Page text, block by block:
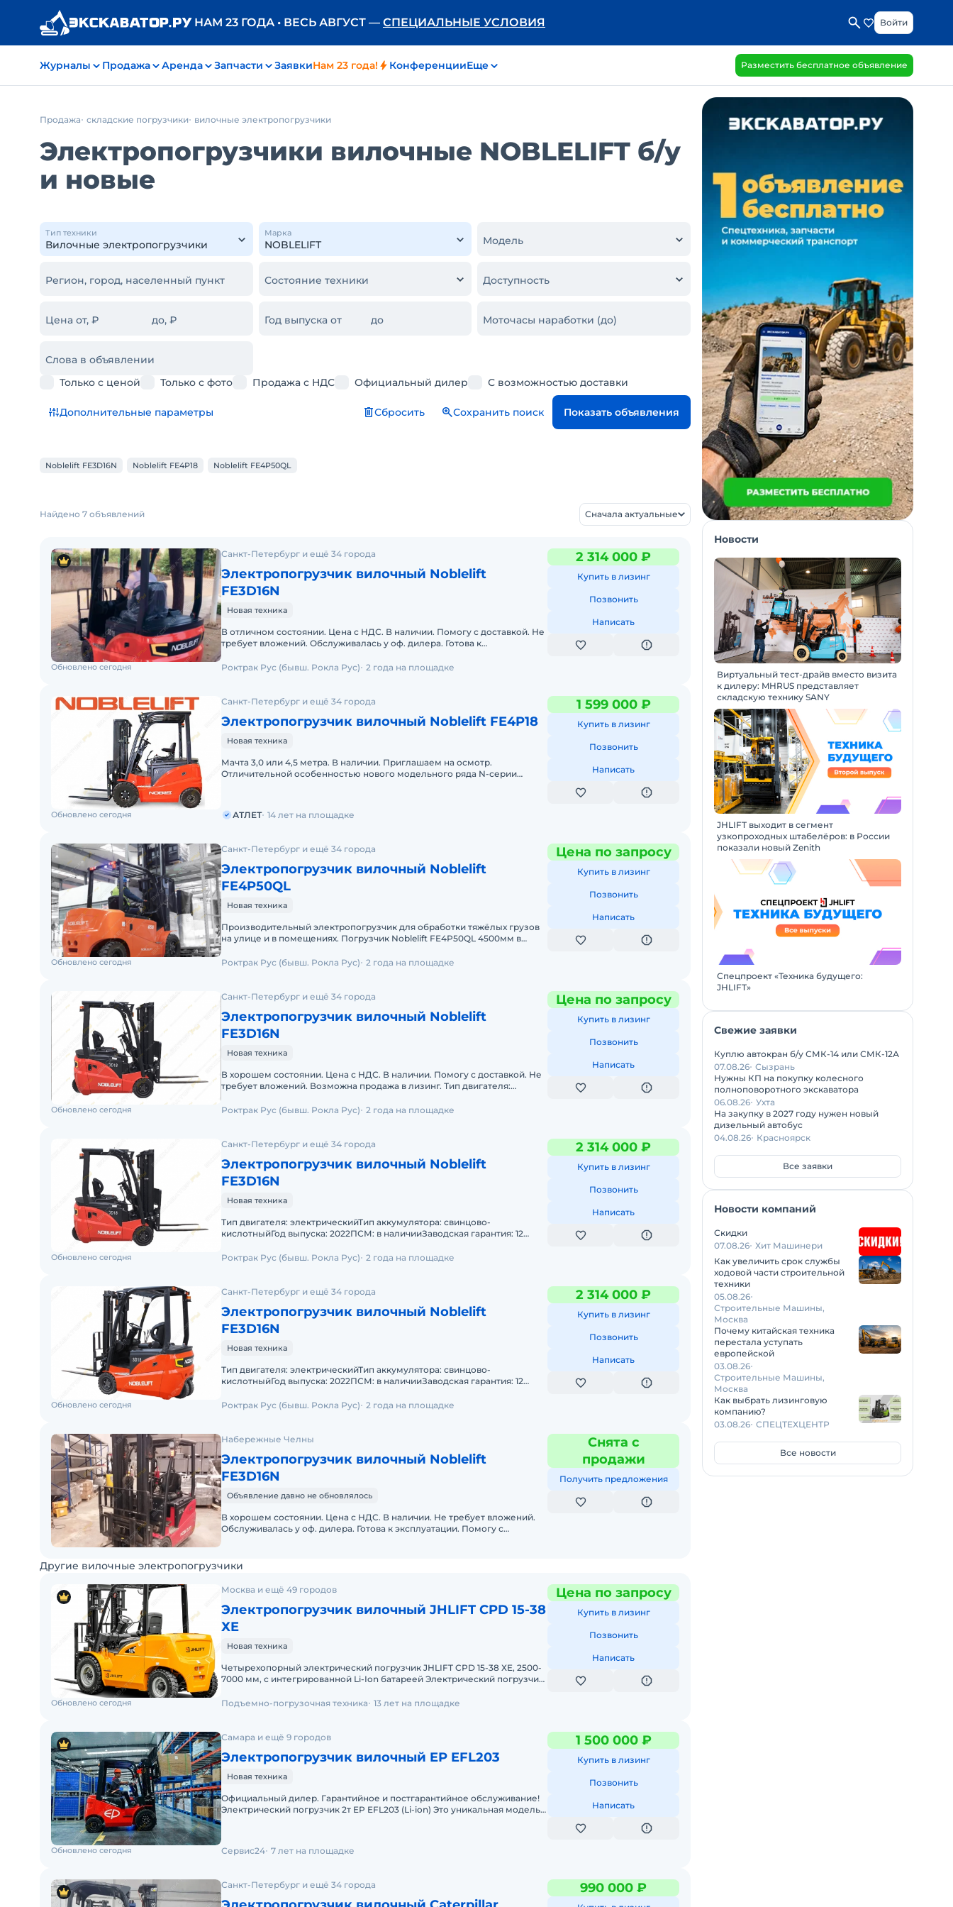
НАМ 23 ГОДА • ВЕСЬ АВГУСТ — СПЕЦИАЛЬНЫЕ УСЛОВИЯ Войти
Журналы Продажа Аренда Запчасти ЗаявкиНам 23 года! КонференцииЕще Разместить бесплатное объявление
Продажа складские погрузчики вилочные электропогрузчики
Электропогрузчики вилочные NOBLELIFT б/у
и новые
Тип техники Марка
Модель
Регион, город, населенный пункт Состояние техники Доступность
Цена от, ₽ до, ₽ Год выпуска от до Моточасы наработки (до)
Слова в объявлении
Только с ценой
Только с фото Продажа с НДС Официальный дилер С возможностью доставки
Дополнительные параметры Сбросить Сохранить поиск Показать объявления
Noblelift FE3D16N Noblelift FE4P18 Noblelift FE4P50QL
Найдено 7 объявлений Сначала актуальные
Санкт-Петербург и ещё 34 города
Электропогрузчик вилочный Noblelift
FE3D16N
Новая техника
В отличном состоянии. Цена с НДС. В наличии. Помогу с доставкой. Не
требует вложений. Обслуживалась у оф. дилера. Готова к
2 314 000 ₽
Купить в лизинг
Позвонить
Написать
Обновлено сегодня Роктрак Рус (бывш. Рокла Рус) 2 года на площадке
Санкт-Петербург и ещё 34 города
Электропогрузчик вилочный Noblelift FE4P18
Новая техника
Мачта 3,0 или 4,5 метра. В наличии. Приглашаем на осмотр.
Отличительной особенностью нового модельного ряда N-серии
1 599 000 ₽
Купить в лизинг
Позвонить
Написать
Обновлено сегодня АТЛЕТ 14 лет на площадке
Санкт-Петербург и ещё 34 города
Электропогрузчик вилочный Noblelift
FE4P50QL
Новая техника
Производительный электропогрузчик для обработки тяжёлых грузов
на улице и в помещениях. Погрузчик Noblelift FE4P50QL 4500мм в
Цена по запросу
Купить в лизинг
Позвонить
Написать
Обновлено сегодня Роктрак Рус (бывш. Рокла Рус) 2 года на площадке
Санкт-Петербург и ещё 34 города
Электропогрузчик вилочный Noblelift
FE3D16N
Новая техника
В хорошем состоянии. Цена с НДС. В наличии. Помогу с доставкой. Не
требует вложений. Возможна продажа в лизинг. Тип двигателя:
Цена по запросу
Купить в лизинг
Позвонить
Написать
Обновлено сегодня Роктрак Рус (бывш. Рокла Рус) 2 года на площадке
Санкт-Петербург и ещё 34 города
Электропогрузчик вилочный Noblelift
FE3D16N
Новая техника
Тип двигателя: электрическийТип аккумулятора: свинцово-
кислотныйГод выпуска: 2022ПСМ: в наличииЗаводская гарантия: 12
2 314 000 ₽
Купить в лизинг
Позвонить
Написать
Обновлено сегодня Роктрак Рус (бывш. Рокла Рус) 2 года на площадке
Санкт-Петербург и ещё 34 города
Электропогрузчик вилочный Noblelift
FE3D16N
Новая техника
Тип двигателя: электрическийТип аккумулятора: свинцово-
кислотныйГод выпуска: 2022ПСМ: в наличииЗаводская гарантия: 12
2 314 000 ₽
Купить в лизинг
Позвонить
Написать
Обновлено сегодня Роктрак Рус (бывш. Рокла Рус) 2 года на площадке
Набережные Челны
Электропогрузчик вилочный Noblelift
FE3D16N
Объявление давно не обновлялось
В хорошем состоянии. Цена с НДС. В наличии. Не требует вложений.
Обслуживалась у оф. дилера. Готова к эксплуатации. Помогу с
Снята с
продажи
Получить предложения
Другие вилочные электропогрузчики
Москва и ещё 49 городов
Электропогрузчик вилочный JHLIFT CPD 15-38
ХE
Новая техника
Четырехопорный электрический погрузчик JHLIFT CPD 15-38 ХE, 2500-
7000 мм, с интегрированной Li-Ion батареей Электрический погрузчик
Цена по запросу
Купить в лизинг
Позвонить
Написать
Обновлено сегодня Подъемно-погрузочная техника 13 лет на площадке
Самара и ещё 9 городов
Электропогрузчик вилочный EP EFL203
Новая техника
Официальный дилер. Гарантийное и постгарантийное обслуживание!
Электрический погрузчик 2т EP EFL203 (Li-ion) Это уникальная модель
1 500 000 ₽
Купить в лизинг
Позвонить
Написать
Обновлено сегодня Сервис24 7 лет на площадке
Санкт-Петербург и ещё 34 города 990 000 ₽
Новости
Виртуальный тест-драйв вместо визита
к дилеру: MHRUS представляет
складскую технику SANY
JHLIFT выходит в сегмент
узкопроходных штабелёров: в России
показали новый Zenith
Спецпроект «Техника будущего:
JHLIFT»
Свежие заявки
Куплю автокран б/у СМК-14 или СМК-12А
07.08.26 Сызрань
Нужны КП на покупку колесного
полноповоротного экскаватора
06.08.26 Ухта
На закупку в 2027 году нужен новый
дизельный автобус
04.08.26 Красноярск
Все заявки
Новости компаний
Скидки
07.08.26 Хит Машинери
Как увеличить срок службы
ходовой части строительной
техники
05.08.26
Строительные Машины,
Москва
Почему китайская техника
перестала уступать
европейской
03.08.26
Строительные Машины,
Москва
Как выбрать лизинговую
компанию?
03.08.26 СПЕЦТЕХЦЕНТР
Все новости